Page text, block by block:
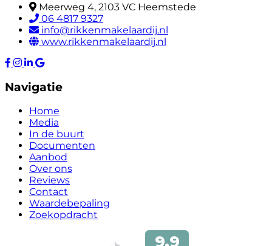
Meerweg 4, 2103 VC Heemstede
06 4817 9327
info@rikkenmakelaardij.nl
www.rikkenmakelaardij.nl
Navigatie
Home
Media
In de buurt
Documenten
Aanbod
Over ons
Reviews
Contact
Waardebepaling
Zoekopdracht